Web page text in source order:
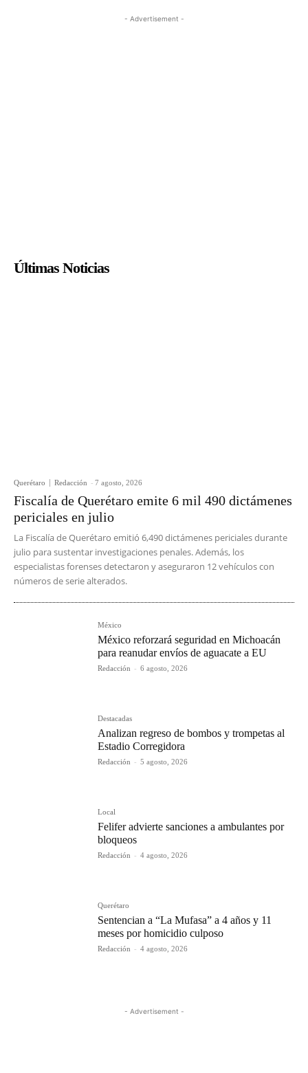
- Advertisement -
Últimas Noticias
Querétaro Redacción - 7 agosto, 2026
Fiscalía de Querétaro emite 6 mil 490 dictámenes
periciales en julio
La Fiscalía de Querétaro emitió 6,490 dictámenes periciales durante
julio para sustentar investigaciones penales. Además, los
especialistas forenses detectaron y aseguraron 12 vehículos con
números de serie alterados.
México
México reforzará seguridad en Michoacán
para reanudar envíos de aguacate a EU
Redacción - 6 agosto, 2026
Destacadas
Analizan regreso de bombos y trompetas al
Estadio Corregidora
Redacción - 5 agosto, 2026
Local
Felifer advierte sanciones a ambulantes por
bloqueos
Redacción - 4 agosto, 2026
Querétaro
Sentencian a “La Mufasa” a 4 años y 11
meses por homicidio culposo
Redacción - 4 agosto, 2026
- Advertisement -